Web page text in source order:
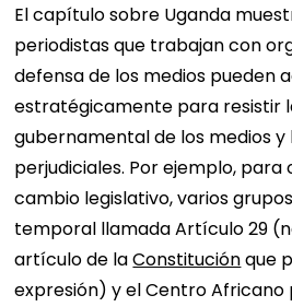
El capítulo sobre Uganda
periodistas que trabajan con
defensa de los medios pueden
estratégicamente para resistir
gubernamental de los medios y
perjudiciales. Por ejemplo, para
cambio legislativo, varios
temporal llamada Artículo 29
artículo de laConstituciónque
expresión) y el Centro Africano